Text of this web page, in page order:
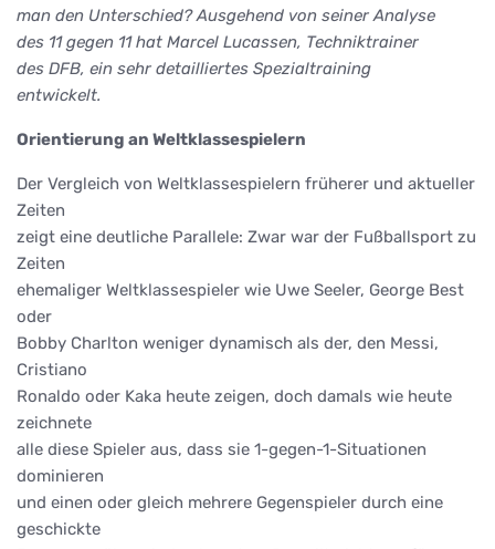
man den Unterschied? Ausgehend von seiner Analyse
des 11 gegen 11 hat Marcel Lucassen, Techniktrainer
des DFB, ein sehr detailliertes Spezialtraining
entwickelt.
Orientierung an Weltklassespielern
Der Vergleich von Weltklassespielern früherer und aktueller
Zeiten
zeigt eine deutliche Parallele: Zwar war der Fußballsport zu
Zeiten
ehemaliger Weltklassespieler wie Uwe Seeler, George Best
oder
Bobby Charlton weniger dynamisch als der, den Messi,
Cristiano
Ronaldo oder Kaka heute zeigen, doch damals wie heute
zeichnete
alle diese Spieler aus, dass sie 1-gegen-1-Situationen
dominieren
und einen oder gleich mehrere Gegenspieler durch eine
geschickte